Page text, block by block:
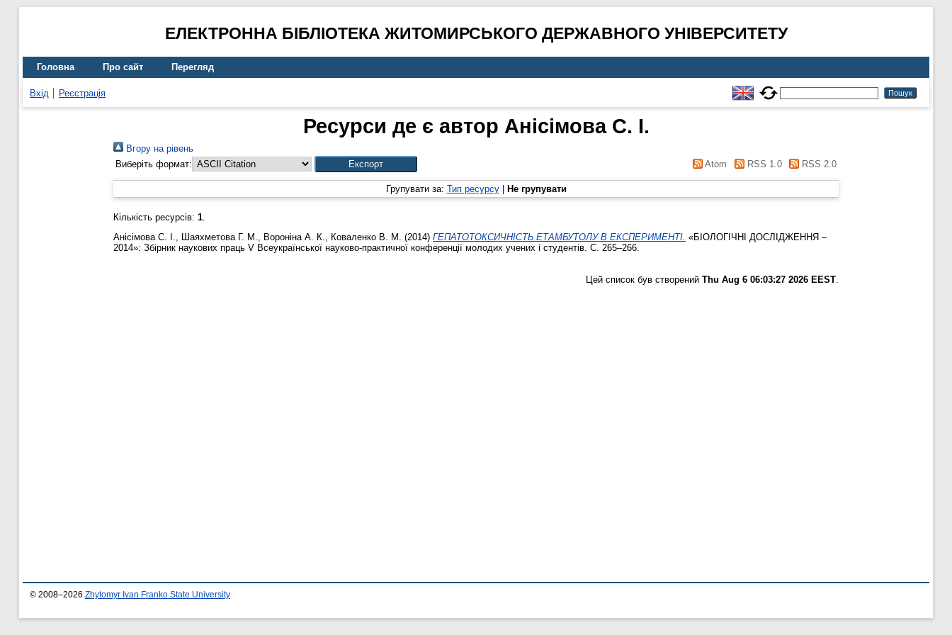
ЕЛЕКТРОННА БІБЛІОТЕКА ЖИТОМИРСЬКОГО ДЕРЖАВНОГО УНІВЕРСИТЕТУ
Головна Про сайт Перегляд
Вхід Реєстрація
Ресурси де є автор Анісімова С. І.
Вгору на рівень
Виберіть формат:
Atom RSS 1.0 RSS 2.0
Групувати за: Тип ресурсу| Не групувати
Кількість ресурсів: 1.
Анісімова С. І., Шаяхметова Г. М., Вороніна А. К., Коваленко В. М. (2014) ГЕПАТОТОКСИЧНІСТЬ ЕТАМБУТОЛУ В ЕКСПЕРИМЕНТІ. «БІОЛОГІЧНІ ДОСЛІДЖЕННЯ –
2014»: Збірник наукових праць V Всеукраїнської науково-практичної конференції молодих учених і студентів. С. 265–266.
Цей список був створений Thu Aug 6 06:03:27 2026 EEST.
© 2008–2026 Zhytomyr Ivan Franko State University